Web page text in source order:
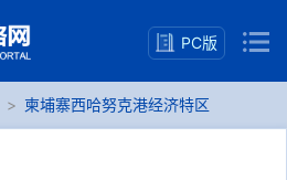
PC版
> 柬埔寨西哈努克港经济特区